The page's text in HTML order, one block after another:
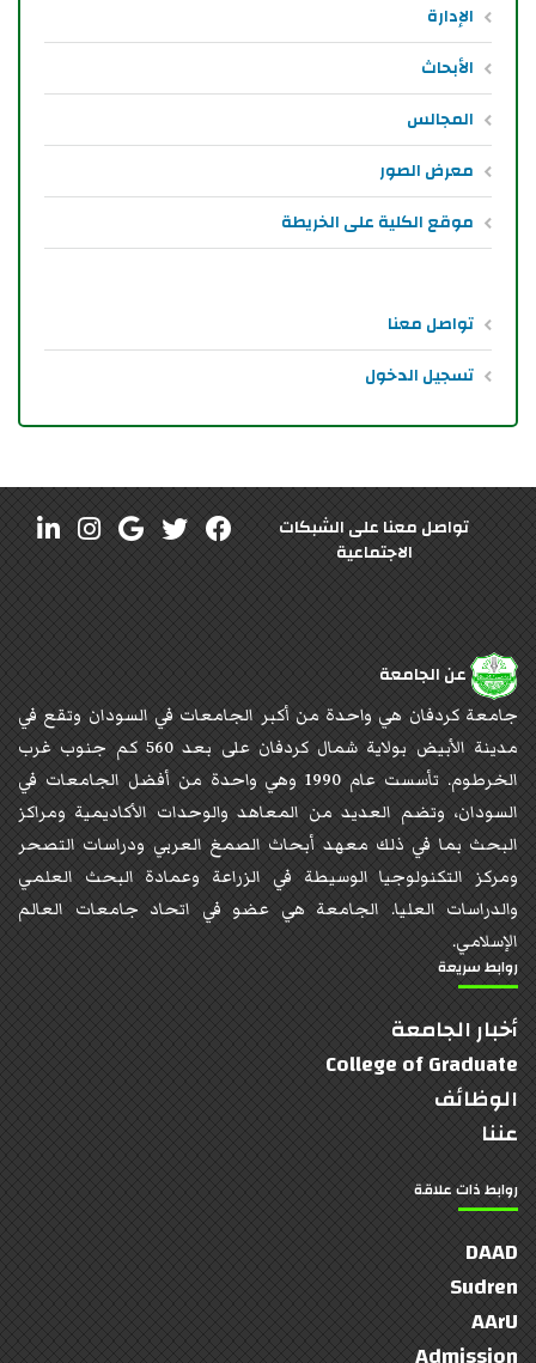
الإدارة
الأبحاث
المجالس
معرض الصور
موقع الكلية على الخريطة
تواصل معنا
تسجيل الدخول
تواصل معنا على الشبكات
الاجتماعية
عن الجامعة
جامعة كردفان هي واحدة من أكبر الجامعات في السودان وتقع في
مدينة الأبيض بولاية شمال كردفان على بعد 560 كم جنوب غرب
الخرطوم. تأسست عام 1990 وهي واحدة من أفضل الجامعات في
السودان، وتضم العديد من المعاهد والوحدات الأكاديمية ومراكز
البحث بما في ذلك معهد أبحاث الصمغ العربي ودراسات التصحر
ومركز التكنولوجيا الوسيطة في الزراعة وعمادة البحث العلمي
والدراسات العليا. الجامعة هي عضو في اتحاد جامعات العالم
الإسلامي.
روابط سريعة
أخبار الجامعة
College of Graduate
الوظائف
عننا
روابط ذات علاقة
DAAD
Sudren
AArU